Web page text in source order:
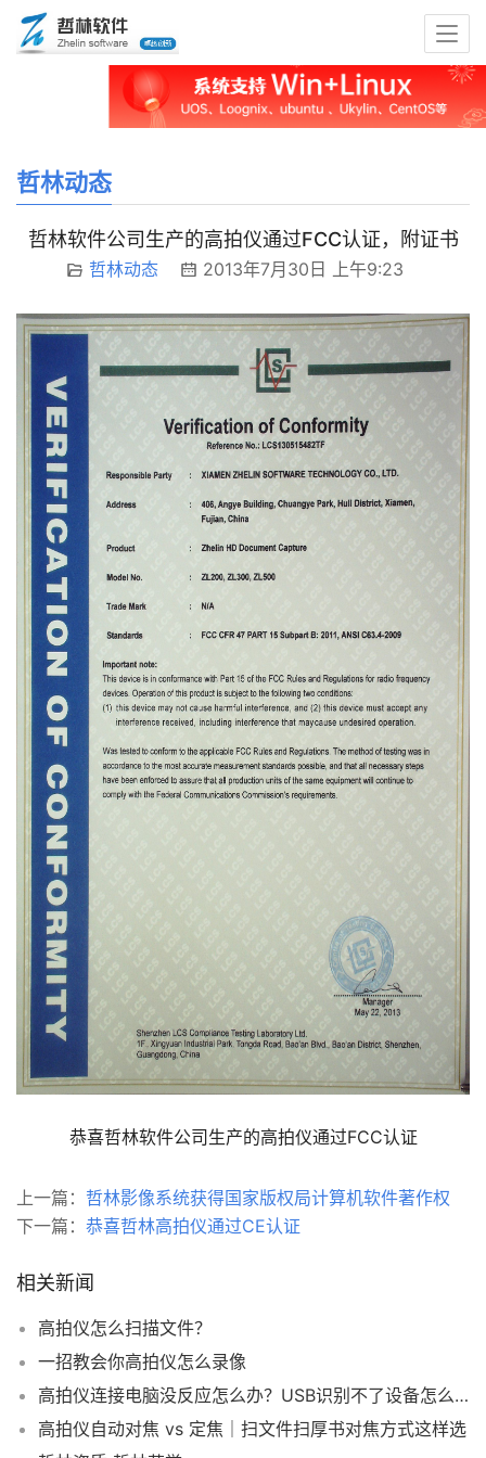
哲林动态
哲林软件公司生产的高拍仪通过FCC认证，附证书
哲林动态 2013年7月30日 上午9:23
恭喜哲林软件公司生产的高拍仪通过FCC认证
上一篇： 哲林影像系统获得国家版权局计算机软件著作权
下一篇： 恭喜哲林高拍仪通过CE认证
相关新闻
高拍仪怎么扫描文件？
一招教会你高拍仪怎么录像
高拍仪连接电脑没反应怎么办？USB识别不了设备怎么解决？
高拍仪自动对焦 vs 定焦｜扫文件扫厚书对焦方式这样选